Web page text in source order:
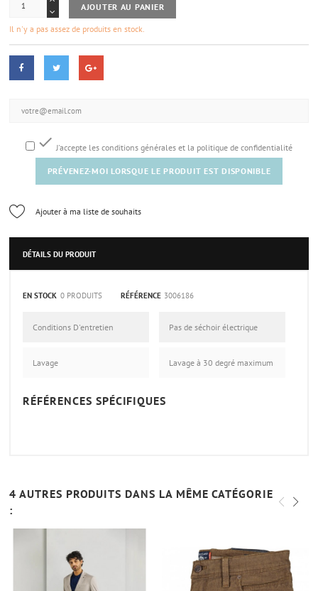
AJOUTER AU PANIER
Il n'y a pas assez de produits en stock.
 J'accepte les conditions générales et la politique de confidentialité
PRÉVENEZ-MOI LORSQUE LE PRODUIT EST DISPONIBLE
Ajouter à ma liste de souhaits
DÉTAILS DU PRODUIT
EN STOCK 0 PRODUITS RÉFÉRENCE 3006186
Conditions D'entretien Pas de séchoir électrique
Lavage Lavage à 30 degré maximum
RÉFÉRENCES SPÉCIFIQUES
4 AUTRES PRODUITS DANS LA MÊME CATÉGORIE
: